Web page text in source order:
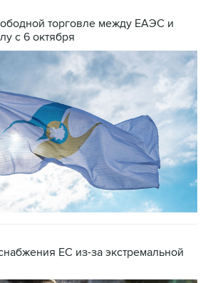
торговле между ЕАЭС и
с 6 октября
ЕС из-за экстремальной